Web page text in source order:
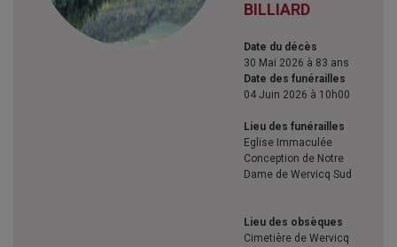
BILLIARD
Date du décès
30 Mai 2026 à 83 ans
Date des funérailles
04 Juin 2026 à 10h00
Lieu des funérailles
Eglise Immaculée
Conception de Notre
Dame de Wervicq Sud
Lieu des obsèques
Cimetière de Wervicq